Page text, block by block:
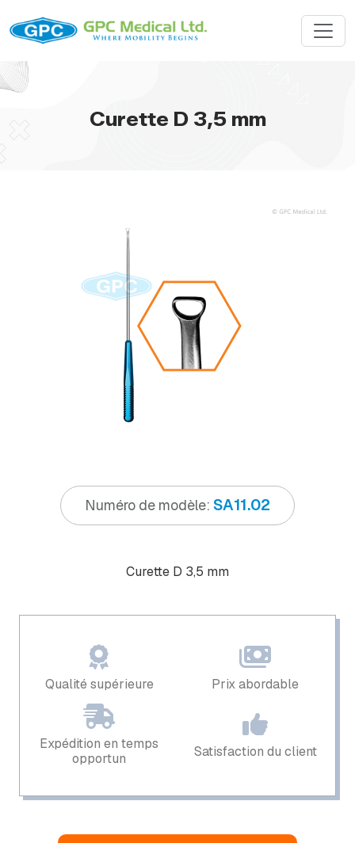
Curette D 3,5 mm
Numéro de modèle: SA11.02
Curette D 3,5 mm
Qualité supérieure Prix ​​abordable
Expédition en temps
opportun
Satisfaction du client